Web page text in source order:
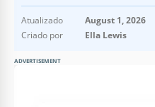
Atualizado
August 1, 2026
Criado por
Ella Lewis
ADVERTISEMENT